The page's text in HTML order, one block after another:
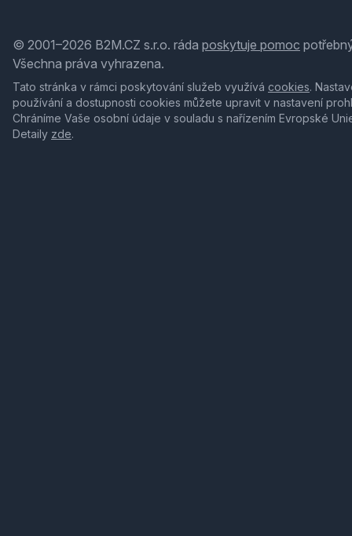
© 2001–2026 B2M.CZ s.r.o. ráda poskytuje pomoc
Všechna práva vyhrazena.
Tato stránka v rámci poskytování služeb využívá cookies.
používání a dostupnosti cookies můžete upravit v nastavení
Chráníme Vaše osobní údaje v souladu s nařízením Evropské
Detaily zde.